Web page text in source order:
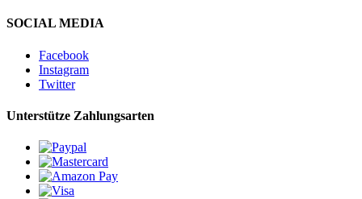
SOCIAL MEDIA
Facebook
Instagram
Twitter
Unterstütze Zahlungsarten